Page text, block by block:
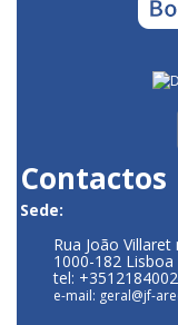
Contactos
Sede:
Rua João Villaret
1000-182 Lisboa
tel:
e-mail: geral@jf-